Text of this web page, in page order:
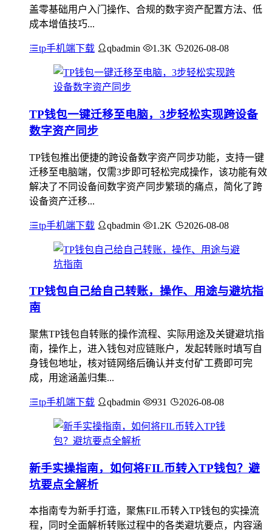
盖零基础用户入门操作、合规的数字资产配置方法、低
成本增值技巧...
tp手机端下载 qbadmin 1.3K 2026-08-08
TP钱包一键迁移至电脑，3步轻松实现跨设备
数字资产同步
TP钱包推出便捷的跨设备数字资产同步功能，支持一键
迁移至电脑端，仅需3步即可轻松完成操作，该功能有效
解决了不同设备间数字资产同步繁琐的痛点，简化了跨
设备资产迁移...
tp手机端下载 qbadmin 1.2K 2026-08-08
TP钱包自己给自己转账，操作、用途与避坑指
南
聚焦TP钱包自转账的操作流程、实际用途及关键避坑指
南，操作上，进入钱包对应链账户，发起转账时填写自
身钱包地址，核对链网络后确认并支付矿工费即可完
成，用途涵盖归集...
tp手机端下载 qbadmin 931 2026-08-08
新手实操指南，如何将FIL币转入TP钱包？避
坑要点全解析
本指南专为新手打造，聚焦FIL币转入TP钱包的实操流
程，同时全面解析转账过程中的各类避坑要点，内容涵